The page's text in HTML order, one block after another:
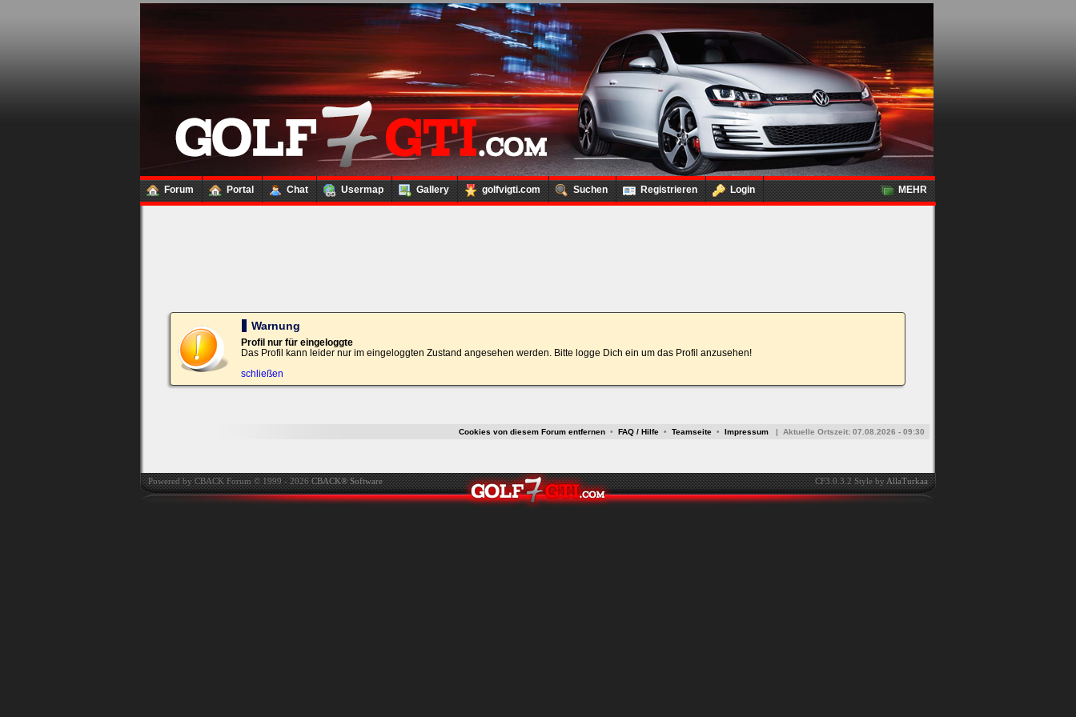
Forum Portal Chat Usermap Gallery golfvigti.com Suchen Registrieren Login MEHR
Loginbox
Trage
bitte
in
die
nachfolgenden
Felder
Deinen
Benutzernamen
und
Kennwort
ein,
um
Bei jedem Besuch
automatisch einloggen.
Warnung
Profil nur für eingeloggte
Das Profil kann leider nur im eingeloggten Zustand angesehen werden. Bitte logge Dich ein um das Profil anzusehen!
schließen
Cookies von diesem Forum entfernen • FAQ / Hilfe • Teamseite • Impressum | Aktuelle Ortszeit: 07.08.2026 - 09:30
Powered by CBACK Forum © 1999 - 2026CBACK® Software CF3.0.3.2 Style byAllaTurkaa